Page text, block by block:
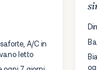
A/C in
letto